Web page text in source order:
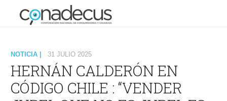
NOTICIA | 31 JULIO 2025
HERNÁN CALDERÓN EN
CÓDIGO CHILE : “VENDER